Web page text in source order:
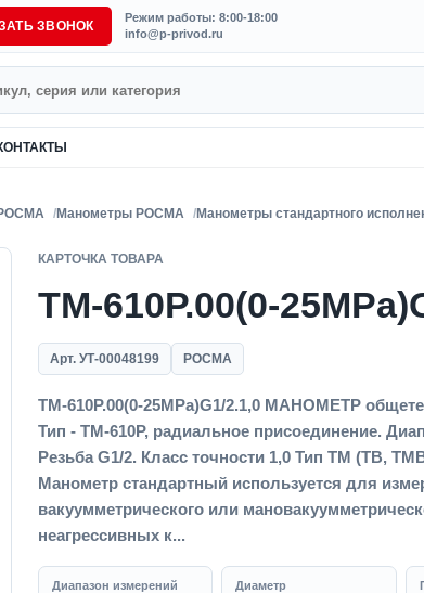
ЗВОНОК
Режим работы: 8:00-18:00
info@p-privod.ru
РОСМА Манометры РОСМА Манометры стандартного
КАРТОЧКА ТОВАРА
ТМ-610Р.00(0-
Арт. УТ-00048199 РОСМА
ТМ-610Р.00(0-25MPa)G1/2.1,0 МАНОМЕТР
Тип - ТМ-610Р, радиальное присоединение.
Резьба G1/2. Класс точности 1,0 Тип ТМ (ТВ,
Манометр стандартный используется для
вакуумметрического или
неагрессивных к...
Диапазон измерений Диаметр